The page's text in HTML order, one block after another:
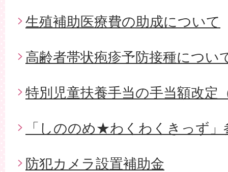
生殖補助医療費の助成について
高齢者帯状疱疹予防接種につい
特別児童扶養手当の手当額改定
「しののめ★わくわくきっず」
防犯カメラ設置補助金